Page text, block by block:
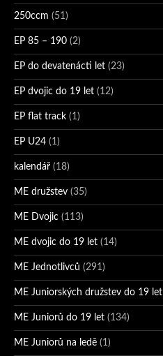
250ccm (51)
EP 85 – 190 (2)
EP do devatenácti let (23)
EP dvojic do 19 let (12)
EP flat track (1)
EP U24 (1)
kalendář (18)
ME družstev (35)
ME Dvojic (113)
ME dvojic do 19 let (14)
ME Jednotlivců (291)
ME Juniorských družstev do 19 let
ME Juniorů do 19 let (134)
ME Juniorů na ledě (1)